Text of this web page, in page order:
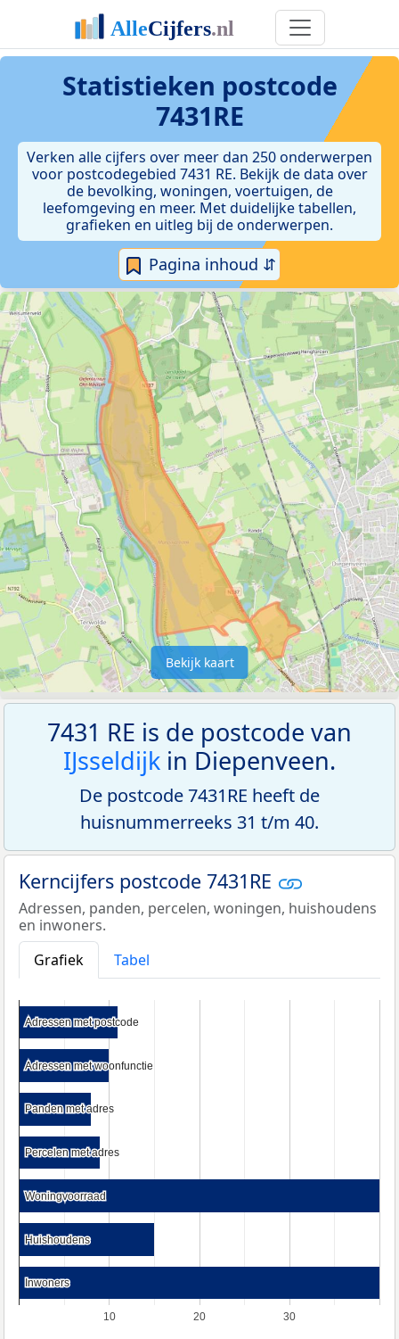
Statistieken postcode
7431RE
Verken alle cijfers over meer dan 250 onderwerpen
voor postcodegebied 7431 RE. Bekijk de data over
de bevolking, woningen, voertuigen, de
leefomgeving en meer. Met duidelijke tabellen,
grafieken en uitleg bij de onderwerpen.
Pagina inhoud ⇵
Bekijk kaart
7431 RE is de postcode van
IJsseldijk in Diepenveen.
De postcode 7431RE heeft de
huisnummerreeks 31 t/m 40.
Kerncijfers postcode 7431RE
Adressen, panden, percelen, woningen, huishoudens
en inwoners.
Grafiek
Tabel
10 20 30
Adressen met postcode
Adressen met postcode
Adressen met woonfunctie
Adressen met woonfunctie
Panden met adres
Panden met adres
Percelen met adres
Percelen met adres
Woningvoorraad
Woningvoorraad
Huishoudens
Huishoudens
Inwoners
Inwoners